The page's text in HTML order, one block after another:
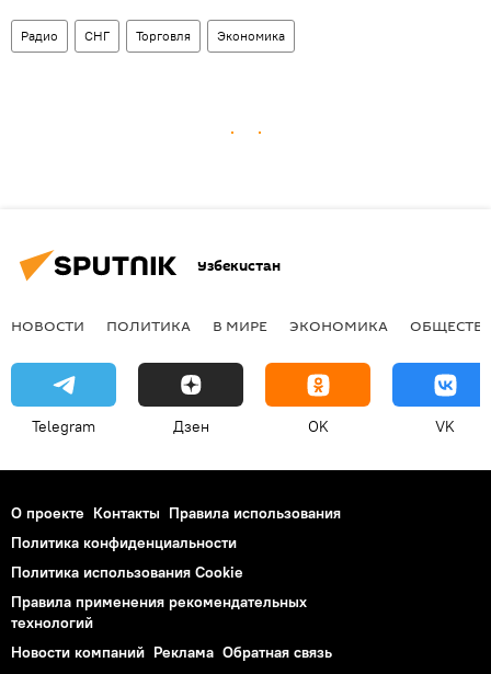
Радио СНГ Торговля Экономика
Узбекистан
НОВОСТИ ПОЛИТИКА В МИРЕ ЭКОНОМИКА
Telegram Дзен OK VK
О проекте Контакты Правила использования
Политика конфиденциальности
Политика использования Cookie
Правила применения рекомендательных
технологий
Новости компаний Реклама Обратная связь